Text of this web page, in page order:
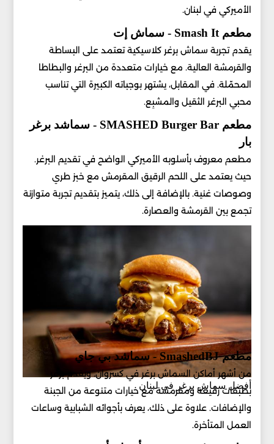
الأميركي في لبنان.
مطعم Smash It - سماش إت
يقدم تجربة سماش برغر كلاسيكية تعتمد على البساطة
والقرمشة العالية. مع خيارات متعددة من البرغر والبطاطا
المحمّلة. في المقابل، يشتهر بوجباته الكبيرة التي تناسب
محبي البرغر الثقيل والمشبِع.
مطعم SMASHED Burger Bar - سماشد برغر
بار
مطعم معروف بأسلوبه الأميركي الواضح في تقديم البرغر.
حيث يعتمد على اللحم الرقيق المقرمش مع خبز طري
وصوصات غنية. بالإضافة إلى ذلك، يتميز بتقديم تجربة متوازنة
تجمع بين القرمشة والعصارة.
أفضل سماش برغر في لبنان
مطعم SmashedBJ - سماشد بي جاي
من أشهر أماكن السماش برغر في كسروان. ويقدم برغر
بطبقات رفيعة ومقرمشة مع خيارات متنوعة من الجبنة
والإضافات. علاوة على ذلك، يعرف بأجوائه الشبابية وساعات
العمل المتأخرة.